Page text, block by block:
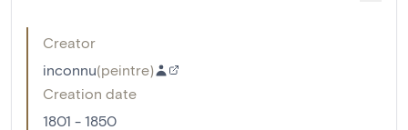
Creator
inconnu(peintre)
Creation date
1801 - 1850